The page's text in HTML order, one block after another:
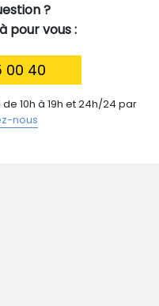
?
pour vous :
00 40
10h à 19h et 24h/24 par
nous